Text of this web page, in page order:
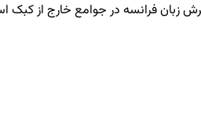
زبان فرانسه در جوامع خارج از کبک